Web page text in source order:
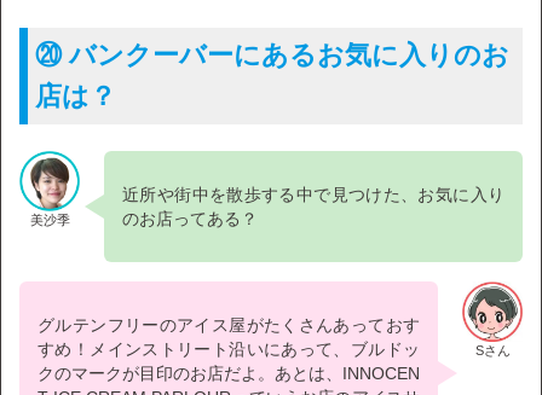
⑳ バンクーバーにあるお気に入りのお
店は？
美沙季
近所や街中を散歩する中で見つけた、お気に入り
のお店ってある？
Sさん
グルテンフリーのアイス屋がたくさんあっておす
すめ！メインストリート沿いにあって、ブルドッ
クのマークが目印のお店だよ。あとは、INNOCEN